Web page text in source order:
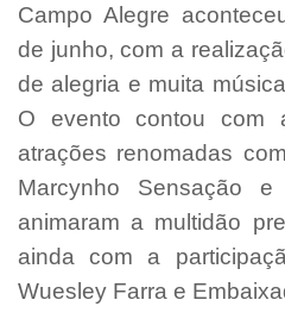
Campo Alegre
de junho, com a
de alegria e muita
O evento contou com
atrações renomadas
Marcynho Sensação
animaram a multidão
ainda com a
Wuesley Farra e